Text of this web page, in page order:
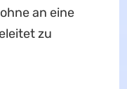
an eine
zu